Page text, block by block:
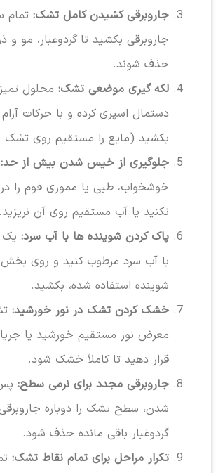
جاروبرقی کشیدن کامل تشک:تمام
جاروبرقی بکشید تا گردوغبار، مو و
حذف شوند.
لکه گیری موضعی تشک:محلول
دستمال اسپری کرده و با حرکات
بکشید (مایع را مستقیم روی تشک
جلوگیری از خیس شدن بیش از حد:
خوشخواب، طبی یا مموری فوم را
نکنید یا آب مستقیم روی آن نریزید.
پاک کردن شوینده ها با آب سرد:یک
با آب سرد مرطوب کنید و روی بخش
شوینده استفاده شده، بکشید.
خشک کردن تشک در نور خورشید:
معرض نور مستقیم خورشید یا
قرار دهید تا کاملاً خشک شود.
جاروبرقی مجدد برای نرمی سطح:پس
شدن، سطح تشک را دوباره جاروبرقی
گردوغبار باقی مانده حذف شود.
تکرار مراحل برای تمام نقاط تشک: